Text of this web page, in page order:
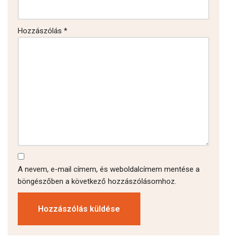
Hozzászólás *
A nevem, e-mail címem, és weboldalcímem mentése a
böngészőben a következő hozzászólásomhoz.